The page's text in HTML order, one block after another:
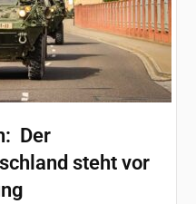
Der
steht vor